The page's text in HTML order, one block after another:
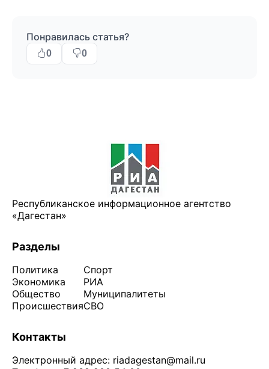
Понравилась статья?
0 0
Республиканское информационное агентство
«Дагестан»
Разделы
Политика
Экономика
Общество
Происшествия
Спорт
РИА
Муниципалитеты
СВО
Контакты
Электронный адрес: riadagestan@mail.ru